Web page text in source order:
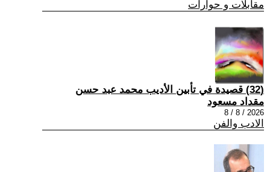
مقابلات و حوارات
(32) قصيدة في تأبين الأديب محمد عبد حسن
مقداد مسعود
2026 / 8 / 8
الادب والفن